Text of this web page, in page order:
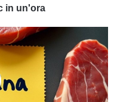
in un'ora